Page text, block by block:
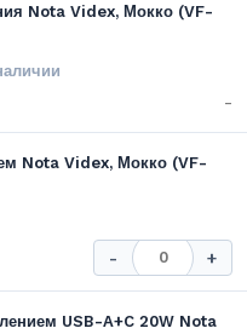
Nota Videx, Мокко (VF-
-
Nota Videx, Мокко (VF-
- +
USB-A+C 20W Nota